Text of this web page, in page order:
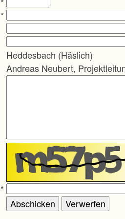
*
Heddesbach (Häslich)
Andreas Neubert,
*